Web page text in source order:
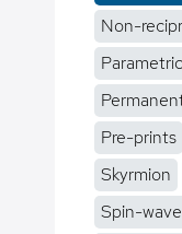
Non-
Pre-prints
Skyrmion
Spin-